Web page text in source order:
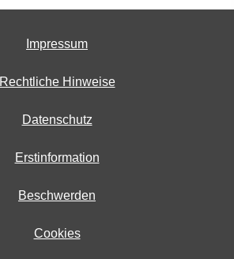
Impressum
Rechtliche Hinweise
Datenschutz
Erstinformation
Beschwerden
Cookies